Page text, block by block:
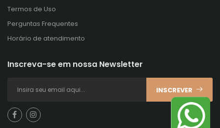
Termos de Uso
Perguntas Frequentes
Horário de atendimento
Inscreva-se em nossa Newsletter
INSCREVER